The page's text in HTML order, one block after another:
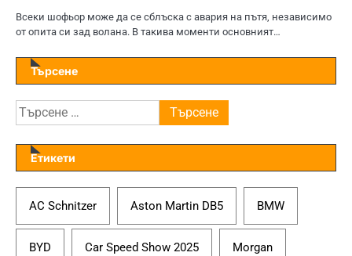
Всеки шофьор може да се сблъска с авария на пътя, независимо
от опита си зад волана. В такива моменти основният…
Търсене
Търсене
за:
Етикети
AC Schnitzer Aston Martin DB5 BMW
BYD Car Speed Show 2025 Morgan